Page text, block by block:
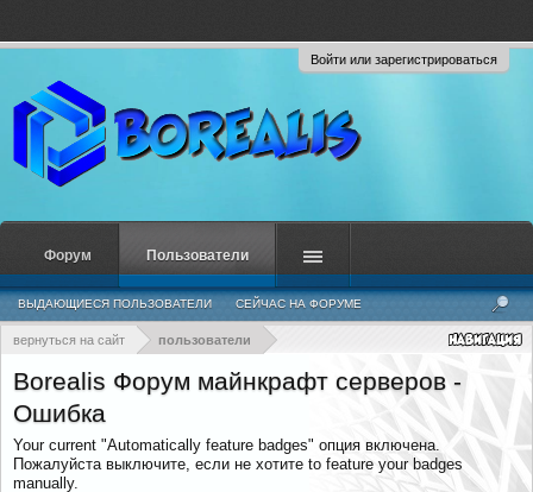
Войти или зарегистрироваться
вернуться на сайт пользователи
Borealis Форум майнкрафт серверов -
Ошибка
Your current "Automatically feature badges" опция включена.
Пожалуйста выключите, если не хотите to feature your badges
manually.
Форум Пользователи
ВЫДАЮЩИЕСЯ ПОЛЬЗОВАТЕЛИ СЕЙЧАС НА ФОРУМЕ
НЕДАВНЯЯ АКТИВНОСТЬ НОВЫЕ СООБЩЕНИЯ ПРОФИЛЯ